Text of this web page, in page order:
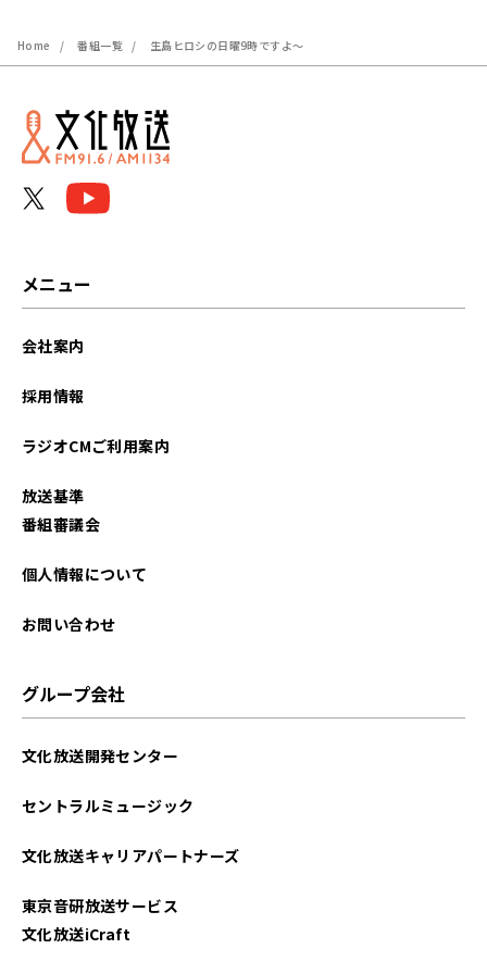
Home 番組一覧 生島ヒロシの日曜9時ですよ～
メニュー
会社案内
採用情報
ラジオCMご利用案内
放送基準
番組審議会
個人情報について
お問い合わせ
グループ会社
文化放送開発センター
セントラルミュージック
文化放送キャリアパートナーズ
東京音研放送サービス
文化放送iCraft